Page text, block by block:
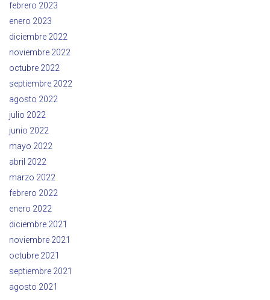
febrero 2023
enero 2023
diciembre 2022
noviembre 2022
octubre 2022
septiembre 2022
agosto 2022
julio 2022
junio 2022
mayo 2022
abril 2022
marzo 2022
febrero 2022
enero 2022
diciembre 2021
noviembre 2021
octubre 2021
septiembre 2021
agosto 2021